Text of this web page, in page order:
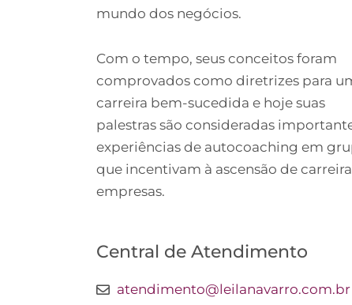
mundo dos negócios.
Com o tempo, seus conceitos foram
comprovados como diretrizes para
carreira bem-sucedida e hoje suas
palestras são consideradas
experiências de autocoaching em
que incentivam à ascensão de
empresas.
Central de Atendimento
atendimento@leilanavarro.com.br